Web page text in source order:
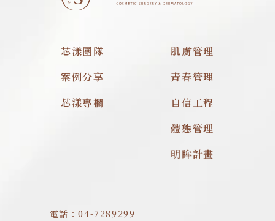
芯漾團隊
案例分享
芯漾專欄
肌膚管理
青春管理
自信工程
體態管理
明眸計畫
電話：04-7289299